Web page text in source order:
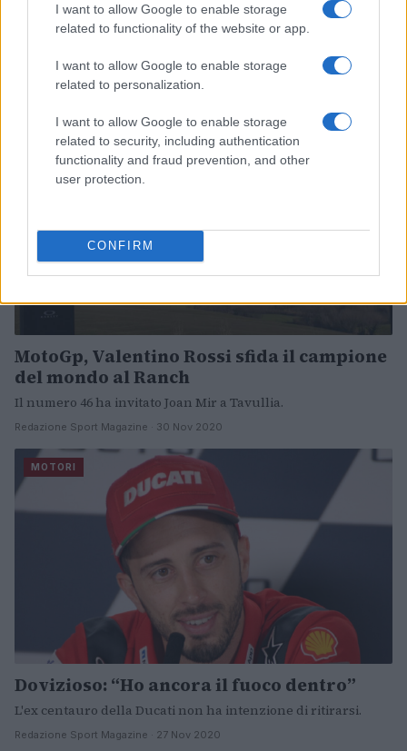
I want to allow Google to enable storage
related to functionality of the website or app.
I want to allow Google to enable storage
related to personalization.
I want to allow Google to enable storage
related to security, including authentication
functionality and fraud prevention, and other
user protection.
CONFIRM
Il centauro catalano ha deciso di operarsi per risolvere una
volta per tutte il problema.
Redazione Sport Magazine · 3 Dic 2020
MotoGp, Valentino Rossi sfida il campione
del mondo al Ranch
Il numero 46 ha invitato Joan Mir a Tavullia.
Redazione Sport Magazine · 30 Nov 2020
MOTORI
Dovizioso: “Ho ancora il fuoco dentro”
L'ex centauro della Ducati non ha intenzione di ritirarsi.
Redazione Sport Magazine · 27 Nov 2020